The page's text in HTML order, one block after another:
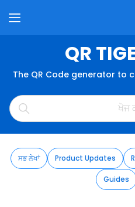
QR
The QR Code generator to
ਸਭ ਲੇਖਾਂ Product Updates
Guides